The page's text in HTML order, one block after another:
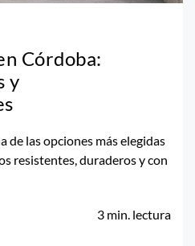
Córdoba:
y
de las opciones más elegidas
resistentes, duraderos y con
3 min. lectura